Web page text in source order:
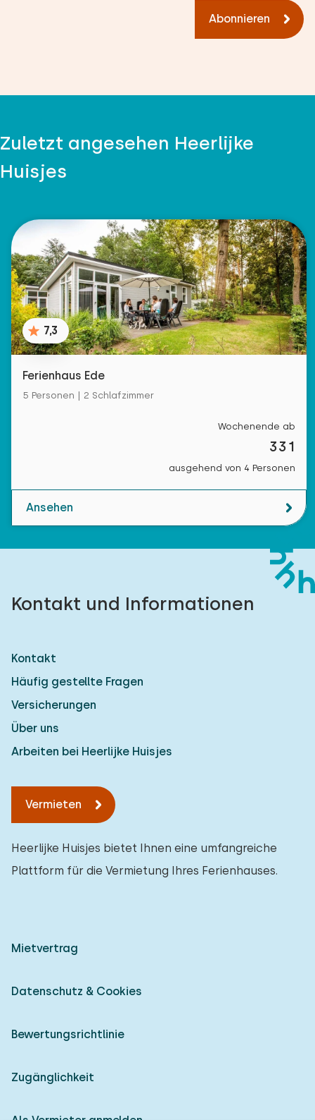
Abonnieren
Zuletzt angesehen Heerlijke
Huisjes
7,3
Ferienhaus Ede
5 Personen | 2 Schlafzimmer
Wochenende ab
331
ausgehend von 4 Personen
Ansehen
Kontakt und Informationen
Kontakt
Häufig gestellte Fragen
Versicherungen
Über uns
Arbeiten bei Heerlijke Huisjes
Vermieten
Heerlijke Huisjes bietet Ihnen eine umfangreiche
Plattform für die Vermietung Ihres Ferienhauses.
Mietvertrag
Datenschutz & Cookies
Bewertungsrichtlinie
Zugänglichkeit